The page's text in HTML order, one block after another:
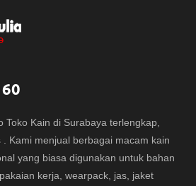
Toko Kain di Surabaya terlengkap,
Kami menjual berbagai macam kain
yang biasa digunakan untuk bahan
kerja, wearpack, jas, jaket